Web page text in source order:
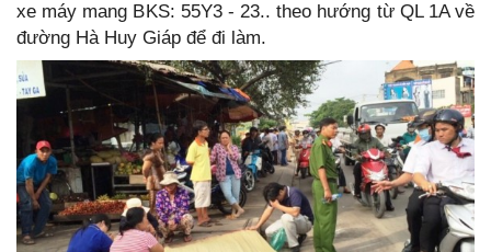
xe máy mang BKS: 55Y3 - 23.. theo hướng từ QL 1A về
đường Hà Huy Giáp để đi làm.